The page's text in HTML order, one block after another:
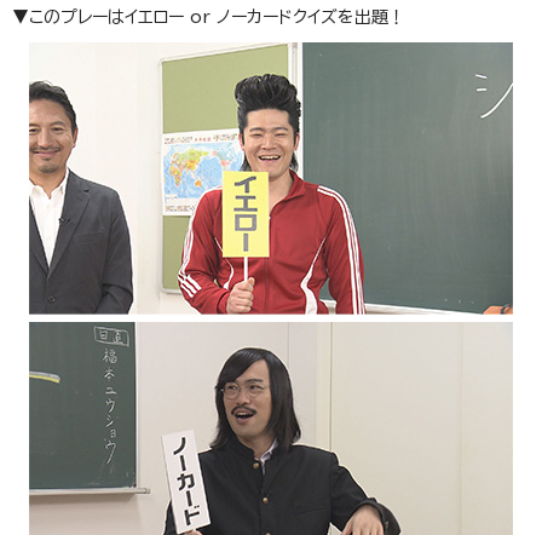
▼このプレーはイエロー or ノーカードクイズを出題！